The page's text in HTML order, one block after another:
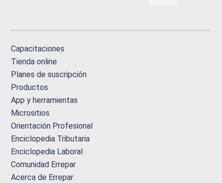
Capacitaciones
Tienda online
Planes de suscripción
Productos
App y herramientas
Micrositios
Orientación Profesional
Enciclopedia Tributaria
Enciclopedia Laboral
Comunidad Errepar
Acerca de Errepar